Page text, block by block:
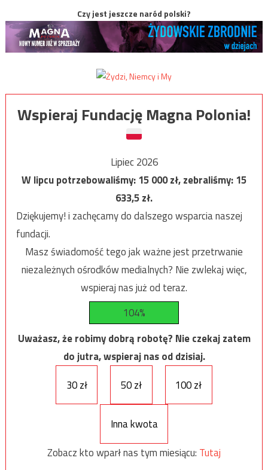
Czy jest jeszcze naród polski?
Wspieraj Fundację Magna Polonia!
Lipiec 2026
W lipcu potrzebowaliśmy:15 000zł, zebraliśmy:15
633,5zł.
Dziękujemy! i zachęcamy do dalszego wsparcia naszej
fundacji.
Masz świadomość tego jak ważne jest przetrwanie
niezależnych ośrodków medialnych? Nie zwlekaj więc,
wspieraj nas już od teraz.
104%
Uważasz, że robimy dobrą robotę? Nie czekaj zatem
do jutra, wspieraj nas od dzisiaj.
30 zł
50 zł 100 zł
Inna kwota
Zobacz kto wparł nas tym miesiącu: Tutaj